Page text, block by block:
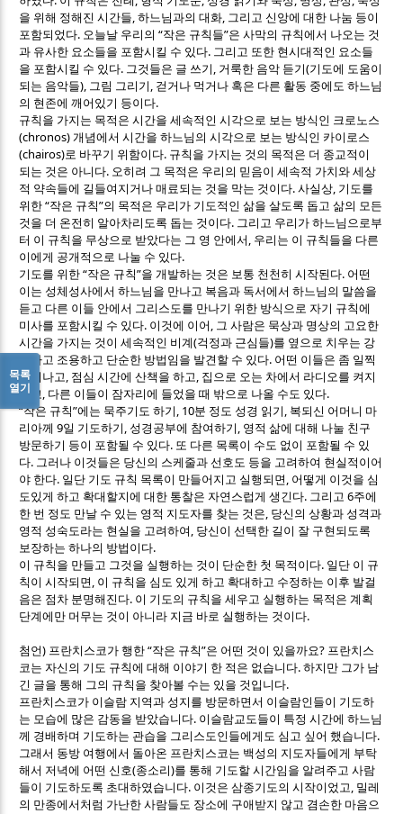
을 위해 정해진 시간들,하느님과의 대화, 그리고 신앙에 대한 나눔 등이
포함되었다. 오늘날 우리의“작은 규칙들”은 사막의 규칙에서 나오는 것
과 유사한 요소들을 포함시킬 수 있다. 그리고 또한 현시대적인 요소들
을 포함시킬 수 있다. 그것들은 글 쓰기 , 거룩한 음악 듣기(기도에 도움이
되는 음악들), 그림 그리기 , 걷거나 먹거나 혹은 다른 활동 중에도 하느님
의 현존에 깨어있기 등이다.
규칙을 가지는 목적은 시간을 세속적인 시각으로 보는 방식인 크로노스
(chronos)개념에서 시간을 하느님의 시각으로 보는 방식인 카이로스
(chairos)로 바꾸기 위함이다. 규칙을 가지는 것의 목적은 더 종교적이
되는 것은 아니다. 오히려 그 목적은 우리의 믿음이 세속적 가치와 세상
적 약속들에 길들여지거나 매료되는 것을 막는 것이다.사실상, 기도를
위한“작은 규칙”의 목적은 우리가 기도적인 삶을 살도록 돕고 삶의 모든
것을 더 온전히 알아차리도록 돕는 것이다. 그리고 우리가 하느님으로부
터 이 규칙을 무상으로 받았다는 그 영 안에서 , 우리는 이 규칙들을 다른
이에게 공개적으로 나눌 수 있다.
기도를 위한“작은 규칙”을 개발하는 것은 보통 천천히 시작된다. 어떤
이는 성체성사에서 하느님을 만나고 복음과 독서에서 하느님의 말씀을
듣고 다른 이들 안에서 그리스도를 만나기 위한 방식으로 자기 규칙에
미사를 포함시킬 수 있다. 이것에 이어 , 그 사람은 묵상과 명상의 고요한
시간을 가지는 것이 세속적인 비계(걱정과 근심들)를 옆으로 치우는 강
력하고 조용하고 단순한 방법임을 발견할 수 있다. 어떤 이들은 좀 일찍
일어나고 , 점심 시간에 산책을 하고 , 집으로 오는 차에서 라디오를 켜지
않고 , 다른 이들이 잠자리에 들었을 때 밖으로 나올 수도 있다.
“작은 규칙”에는 묵주기도 하기 , 10분 정도 성경 읽기 , 복되신 어머니 마
리아께9일 기도하기 , 성경공부에 참여하기 , 영적 삶에 대해 나눌 친구
방문하기 등이 포함될 수 있다. 또 다른 목록이 수도 없이 포함될 수 있
다. 그러나 이것들은 당신의 스케줄과 선호도 등을 고려하여 현실적이어
야 한다. 일단 기도 규칙 목록이 만들어지고 실행되면 , 어떻게 이것을 심
도있게 하고 확대할지에 대한 통찰은 자연스럽게 생긴다. 그리고6주에
한 번 정도 만날 수 있는 영적 지도자를 찾는 것은, 당신의 상황과 성격과
영적 성숙도라는 현실을 고려하여 , 당신이 선택한 길이 잘 구현되도록
보장하는 하나의 방법이다.
이 규칙을 만들고 그것을 실행하는 것이 단순한 첫 목적이다. 일단 이 규
칙이 시작되면 , 이 규칙을 심도 있게 하고 확대하고 수정하는 이후 발걸
음은 점차 분명해진다. 이 기도의 규칙을 세우고 실행하는 목적은 계획
단계에만 머무는 것이 아니라 지금 바로 실행하는 것이다.
첨언) 프란치스코가 행한“작은 규칙”은 어떤 것이 있을까요? 프란치스
코는 자신의 기도 규칙에 대해 이야기 한 적은 없습니다.하지만 그가 남
긴 글을 통해 그의 규칙을 찾아볼 수는 있을 것입니다.
프란치스코가 이슬람 지역과 성지를 방문하면서 이슬람인들이 기도하
는 모습에 많은 감동을 받았습니다. 이슬람교도들이 특정 시간에 하느님
께 경배하며 기도하는 관습을 그리스도인들에게도 심고 싶어 했습니다.
그래서 동방 여행에서 돌아온 프란치스코는 백성의 지도자들에게 부탁
해서 저녁에 어떤 신호(종소리)를 통해 기도할 시간임을 알려주고 사람
들이 기도하도록 초대하였습니다. 이것은 삼종기도의 시작이었고 , 밀레
의 만종에서처럼 가난한 사람들도 장소에 구애받지 않고 겸손한 마음으
목록
열기